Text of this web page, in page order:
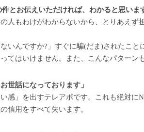
とお伝えいただければ、わかると思いま
人もわけがわからないから、とりあえず
いんですか?」すぐに騙(だま)されたこと
てはいけません。また、こんなパターン
世話になっております」
感」を出すテレアポです。これも絶対に
信用をすべて失います。